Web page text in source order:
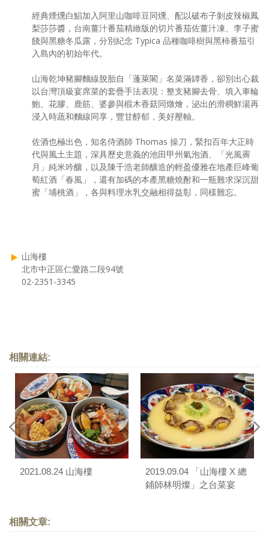
經典煙燻白鯧加入阿里山咖啡豆同燻、配以破布子剝皮辣椒鳳
梨莎莎醬，台南薑汁番茄精緻版的切片番茄佐薑汁凍、李子蜜
餞與黑糖冬瓜露，分別紀念 Typica 品種咖啡樹與黑柿番茄引
入島內的初始年代。
山海乾坤豬腳麵線脫胎自「蓬萊閣」名菜滿罈香，卻別出心裁
以台灣頂級宴席菜的套疊手法表現：整支豬腳去骨、填入車輪
鮑、花膠、鹿筋、婆參與椴木香菇同燉燴，泌出的滑稠鮮湯再
浸入時蔬和麵線同享，豐甘醇郁，美好壓軸。
佐酒也極出色，知名侍酒師 Thomas 操刀，緊扣百年大正時
代與風土主題，深具歷史意義的池田甲州氣泡酒、「光風霽
月」純米吟釀，以及陳千浩老師釀造的輕盈優雅在地產巨峰葡
萄紅酒「春風」，還有加碼的本產黑糖燒酎和一瓶難求深沉甜
蜜「埔桃酒」，各與料理水乳交融相得益彰，同樣難忘。
山海樓
北市中正區仁愛路二段94號
02-2351-3345
相關連結:
2021.08.24 山海樓
2019.09.04 「山海樓 X 總
鋪師林明燦」之台菜宴
相關文章: